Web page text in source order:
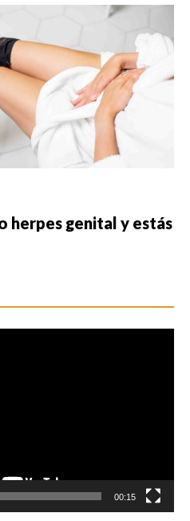
herpes genital y estás
00:15